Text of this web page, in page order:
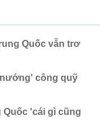
Quốc vẫn trơ
công quỹ
Quốc 'cái gì cũng